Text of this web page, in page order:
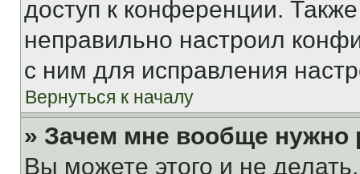
доступ к конференции.
неправильно настроил
с ним для исправления
Вернуться к началу
» Зачем мне вообще нужно
Вы можете этого и не